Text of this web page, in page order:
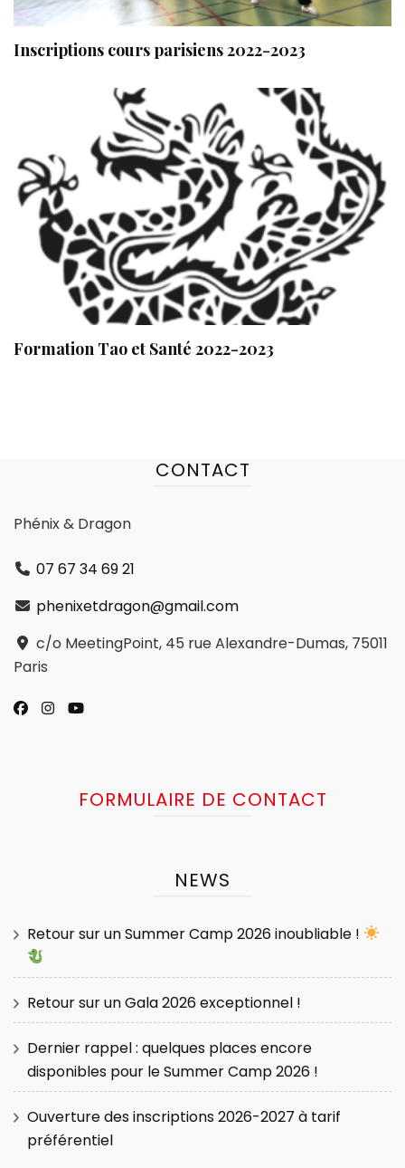
Inscriptions cours parisiens 2022-2023
Formation Tao et Santé 2022-2023
CONTACT
Phénix & Dragon
07 67 34 69 21
phenixetdragon@gmail.com
c/o MeetingPoint, 45 rue Alexandre-Dumas, 75011
Paris
FORMULAIRE DE CONTACT
NEWS
Retour sur un Summer Camp 2026 inoubliable !
Retour sur un Gala 2026 exceptionnel !
Dernier rappel : quelques places encore
disponibles pour le Summer Camp 2026 !
Ouverture des inscriptions 2026-2027 à tarif
préférentiel